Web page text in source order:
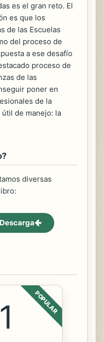
es el gran reto. El
es que los
de las Escuelas
del proceso de
a ese desafío
proceso de
de las
poner en
de la
de manejo: la
diversas
POPULAR